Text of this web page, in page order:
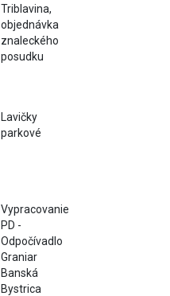
Triblavina,
objednávka
znaleckého
posudku
Lavičky
parkové
Vypracovanie
PD -
Odpočívadlo
Graniar
Banská
Bystrica